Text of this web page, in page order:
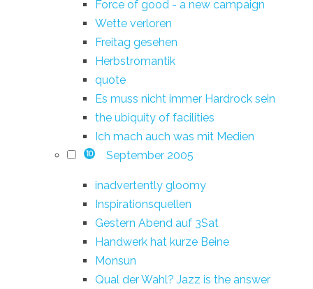
Force of good - a new campaign
Wette verloren
Freitag gesehen
Herbstromantik
quote
Es muss nicht immer Hardrock sein
the ubiquity of facilities
Ich mach auch was mit Medien
10 September 2005
inadvertently gloomy
Inspirationsquellen
Gestern Abend auf 3Sat
Handwerk hat kurze Beine
Monsun
Qual der Wahl? Jazz is the answer